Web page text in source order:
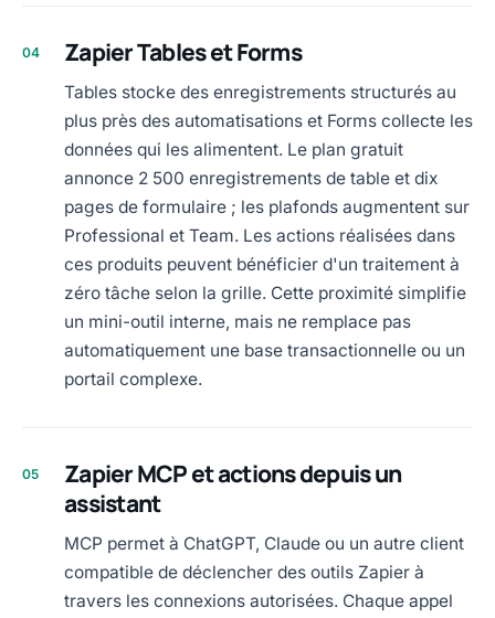
04 Zapier Tables et Forms
Tables stocke des enregistrements structurés au
plus près des automatisations et Forms collecte les
données qui les alimentent. Le plan gratuit
annonce 2 500 enregistrements de table et dix
pages de formulaire ; les plafonds augmentent sur
Professional et Team. Les actions réalisées dans
ces produits peuvent bénéficier d'un traitement à
zéro tâche selon la grille. Cette proximité simplifie
un mini-outil interne, mais ne remplace pas
automatiquement une base transactionnelle ou un
portail complexe.
05
Zapier MCP et actions depuis un
assistant
MCP permet à ChatGPT, Claude ou un autre client
compatible de déclencher des outils Zapier à
travers les connexions autorisées. Chaque appel